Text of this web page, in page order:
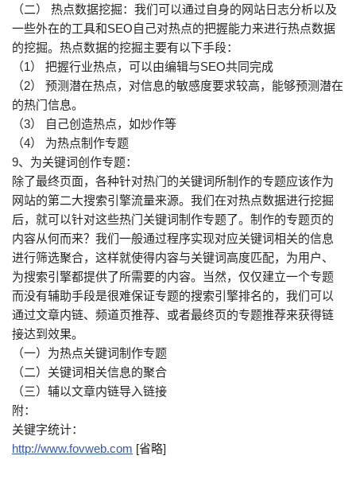
（二） 热点数据挖掘：我们可以通过自身的网站日志分析以及
一些外在的工具和SEO自己对热点的把握能力来进行热点数据
的挖掘。热点数据的挖掘主要有以下手段：
（1） 把握行业热点，可以由编辑与SEO共同完成
（2） 预测潜在热点，对信息的敏感度要求较高，能够预测潜在
的热门信息。
（3） 自己创造热点，如炒作等
（4） 为热点制作专题
9、为关键词创作专题：
除了最终页面，各种针对热门的关键词所制作的专题应该作为
网站的第二大搜索引擎流量来源。我们在对热点数据进行挖掘
后，就可以针对这些热门关键词制作专题了。制作的专题页的
内容从何而来？我们一般通过程序实现对应关键词相关的信息
进行筛选聚合，这样就使得内容与关键词高度匹配，为用户、
为搜索引擎都提供了所需要的内容。当然，仅仅建立一个专题
而没有辅助手段是很难保证专题的搜索引擎排名的，我们可以
通过文章内链、频道页推荐、或者最终页的专题推荐来获得链
接达到效果。
（一）为热点关键词制作专题
（二）关键词相关信息的聚合
（三）辅以文章内链导入链接
附：
关键字统计：
http://www.fovweb.com [省略]